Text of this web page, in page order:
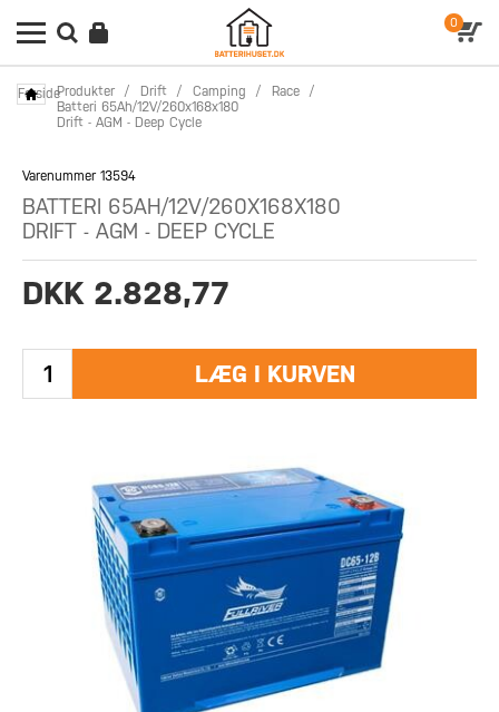
0
ForsideProdukter / Drift / Camping / Race
/
Batteri 65Ah/12V/260x168x180
Drift - AGM - Deep Cycle
Varenummer 13594
BATTERI 65AH/12V/260X168X180
DRIFT - AGM - DEEP CYCLE
DKK 2.828,77